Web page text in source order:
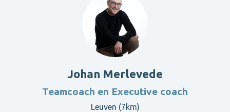
Johan Merlevede
Teamcoach en Executive coach
Leuven (7km)